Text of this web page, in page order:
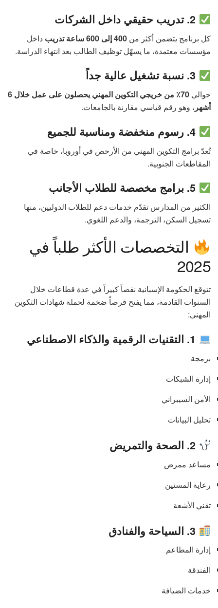
2. تدريب حقيقي داخل الشركات
كل برنامج يتضمن أكثر من 400 إلى 600 ساعة تدريب
داخل
مؤسسات معتمدة، ما يسهّل توظيف الطالب بعد انتهاء الدراسة.
3. نسبة تشغيل عالية جداً
حوالي
70٪ من خريجي التكوين المهني يحصلون على عمل خلال 6
أشهر ، وهو رقم قياسي مقارنة بالجامعات.
4. رسوم منخفضة ومناسبة للجميع
تُعدّ برامج التكوين المهني من الأرخص في أوروبا، خاصة في
المقاطعات الجنوبية.
5. برامج مخصصة للطلاب الأجانب
الكثير من المدارس تقدّم خدمات دعم للطلاب الدوليين، منها
تسجيل السكن، الترجمة، والدعم اللغوي.
التخصصات الأكثر طلباً في
2025
تتوقع الحكومة الإسبانية نقصاً كبيراً في عدة قطاعات خلال
السنوات القادمة، مما يفتح فرصاً ضخمة لحملة شهادات التكوين
المهني:
1. التقنيات الرقمية والذكاء الاصطناعي
برمجة
إدارة الشبكات
الأمن السيبراني
تحليل البيانات
2. الصحة والتمريض
مساعد ممرض
رعاية المسنين
تقني الأشعة
3. السياحة والفنادق
إدارة المطاعم
الفندقة
خدمات الضيافة